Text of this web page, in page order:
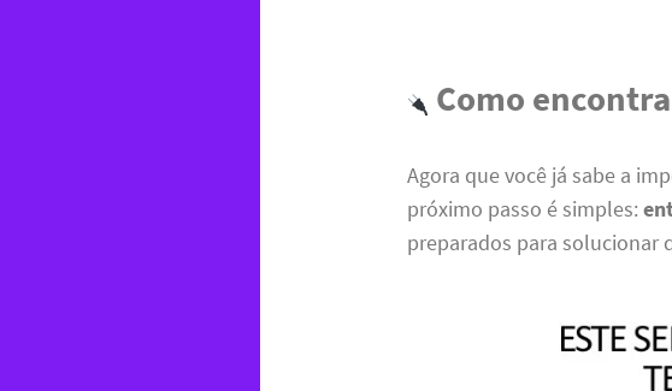
Como
Agora que você já sabe a
próximo passo é simples:
preparados para solucionar